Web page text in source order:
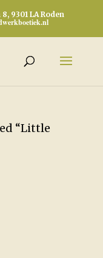
9301 LA Roden
“Little